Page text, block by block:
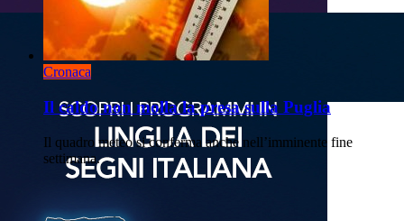
Cronaca
Il caldo non molla la presa sulla Puglia
Il quadro meteo si conferma anche nell’imminente fine
settimana.